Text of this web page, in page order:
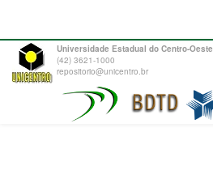
Universidade Estadual do Centro-Oeste
(42) 3621-1000
repositorio@unicentro.br